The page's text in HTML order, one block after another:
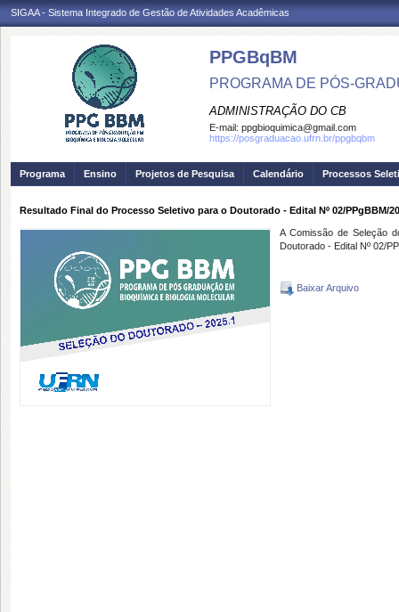
SIGAA - Sistema Integrado de Gestão de Atividades Acadêmicas
PPGBqBM
PROGRAMA DE PÓS-
ADMINISTRAÇÃO DO CB
E-mail: ppgbioquimica@gmail.com
https://posgraduacao.ufrn.br/ppgbqbm
Programa Ensino Projetos de Pesquisa Calendário Processos
Resultado Final do Processo Seletivo para o Doutorado - Edital Nº 02/PPgBBM/
A Comissão de Seleção
Doutorado - Edital Nº 02/
Baixar Arquivo